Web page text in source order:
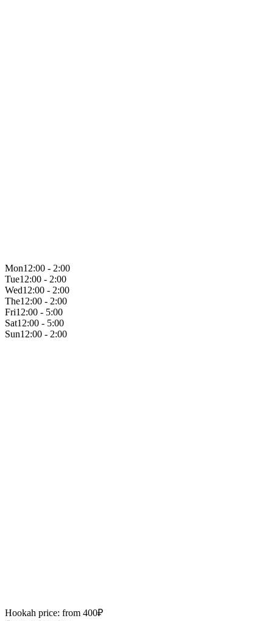
Mon12:00 - 2:00
Tue12:00 - 2:00
Wed12:00 - 2:00
The12:00 - 2:00
Fri12:00 - 5:00
Sat12:00 - 5:00
Sun12:00 - 2:00
Hookah price: from 400₽